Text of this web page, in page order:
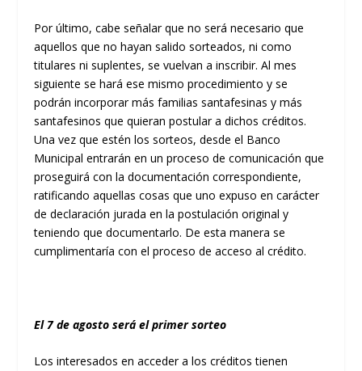
Por último, cabe señalar que no será necesario que
aquellos que no hayan salido sorteados, ni como
titulares ni suplentes, se vuelvan a inscribir. Al mes
siguiente se hará ese mismo procedimiento y se
podrán incorporar más familias santafesinas y más
santafesinos que quieran postular a dichos créditos.
Una vez que estén los sorteos, desde el Banco
Municipal entrarán en un proceso de comunicación que
proseguirá con la documentación correspondiente,
ratificando aquellas cosas que uno expuso en carácter
de declaración jurada en la postulación original y
teniendo que documentarlo. De esta manera se
cumplimentaría con el proceso de acceso al crédito.
El 7 de agosto será el primer sorteo
Los interesados en acceder a los créditos tienen